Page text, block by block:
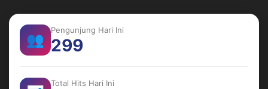
👥
Pengunjung Hari Ini
299
Total Hits Hari Ini